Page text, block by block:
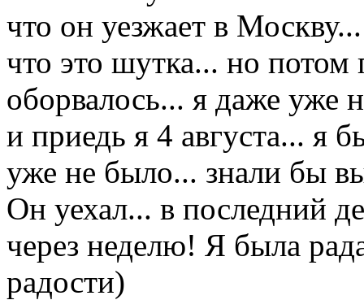
что он уезжает в
что это шутка... но потом
оборвалось... я даже уже
и приедь я 4 августа... я
уже не было... знали бы
Он уехал... в последний
через неделю! Я была
радости)